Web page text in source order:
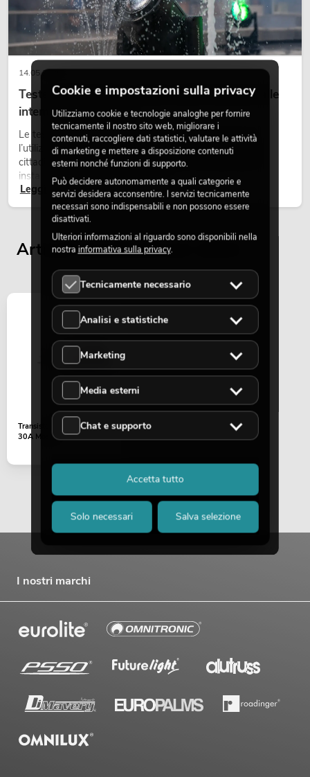
PSSO PA Set PRO M MK2
No. 20000457Articolo non disponibile
PSSO PA Set PRO L MK2
No. 20000458Articolo non disponibile
OMNITRONIC PAS MK3 Performer Set
No. 20000745Articolo non disponibile
OMNITRONIC MA-120P Amplificatore
mixer ELA
No. 80709622
269,00
14.05.2026
Teste mobili outdoor: teste mobili resistenti alle
intemperie per eventi
Le teste mobili outdoor sono proiettori motorizzati per
l’utilizzo all’aperto. Vengono impiegate in festival, feste
cittadine, concerti open-air, allestimenti architetturali e
installazioni temporanee all’esterno.
Leggi ora
Articoli visualizzati per ultimi
Transistor IRFP250N 200V
30A Mosfet
I nostri marchi
Cookie e impostazioni sulla privacy
Utilizziamo cookie e tecnologie analoghe per fornire
tecnicamente il nostro sito web, migliorare i
contenuti, raccogliere dati statistici, valutare le attività
di marketing e mettere a disposizione contenuti
esterni nonché funzioni di supporto.
Può decidere autonomamente a quali categorie e
servizi desidera acconsentire. I servizi tecnicamente
necessari sono indispensabili e non possono essere
disattivati.
Ulteriori informazioni al riguardo sono disponibili nella
nostra informativa sulla privacy.
Tecnicamente necessario
Analisi e statistiche
Marketing
Media esterni
Chat e supporto
Solo necessari Salva selezione
Accetta tutto